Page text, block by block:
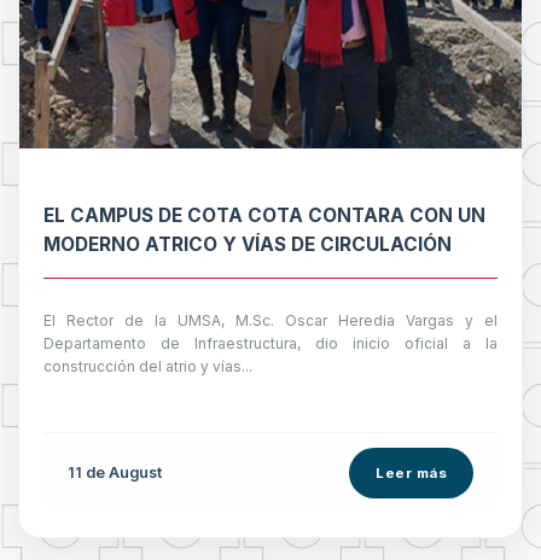
EL CAMPUS DE COTA COTA CONTARA CON UN
MODERNO ATRICO Y VÍAS DE CIRCULACIÓN
El Rector de la UMSA, M.Sc. Oscar Heredia Vargas y el
Departamento de Infraestructura, dio inicio oficial a la
construcción del atrio y vías...
11 de August Leer más